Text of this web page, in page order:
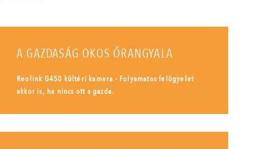
A GAZDASÁG OKOS ŐRANGYALA
Reolink G450 kültéri kamera - Folyamatos felügyelet
akkor is, ha nincs ott a gazda.